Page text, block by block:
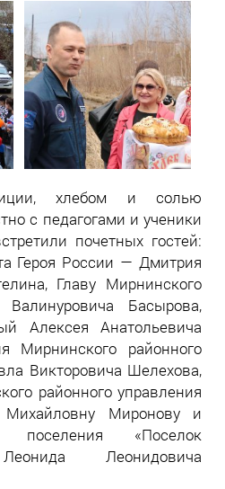
хлебом и солью
с педагогами и ученики
почетных гостей:
Героя России — Дмитрия
Главу Мирнинского
Басырова,
Алексея Анатольевича
Мирнинского районного
Викторовича Шелехова,
районного управления
Михайловну Миронову и
поселения «Поселок
Леонидовича